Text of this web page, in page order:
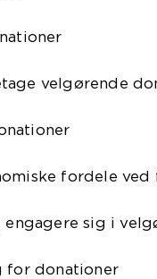
velgørende
fordele
sig i
for donationer